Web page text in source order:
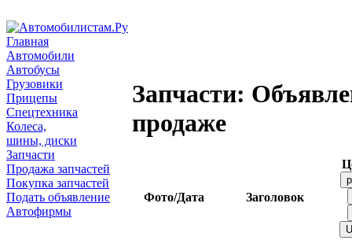
Главная
Автомобили
Автобусы
Грузовики
Прицепы
Спецтехника
Колеса,
шины, диски
Запчасти
Продажа запчастей
Покупка запчастей
Подать объявление
Автофирмы
Запчасти:
продаже
Фото/Дата Заголовок